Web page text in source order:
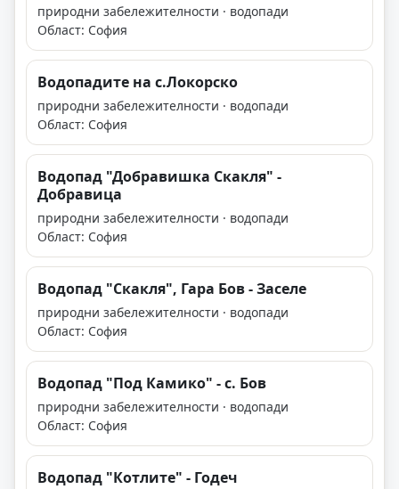
природни забележителности · водопади
Област: София
Водопадите на с.Локорско
природни забележителности · водопади
Област: София
Водопад "Добравишка Скакля" -
Добравица
природни забележителности · водопади
Област: София
Водопад "Скакля", Гара Бов - Заселе
природни забележителности · водопади
Област: София
Водопад "Под Камико" - с. Бов
природни забележителности · водопади
Област: София
Водопад "Котлите" - Годеч